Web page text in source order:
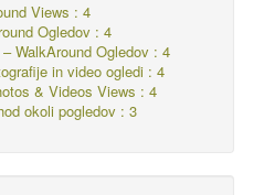
Views : 4
Ogledov : 4
WalkAround Ogledov : 4
in video ogledi : 4
& Videos Views : 4
okoli pogledov : 3